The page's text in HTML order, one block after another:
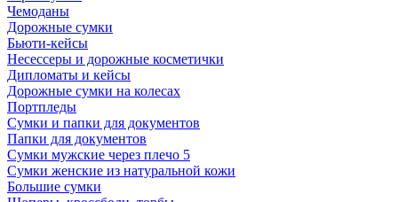
Чемоданы
Дорожные сумки
Бьюти-кейсы
Несессеры и дорожные косметички
Дипломаты и кейсы
Дорожные сумки на колесах
Портпледы
Сумки и папки для документов
Папки для документов
Сумки мужские через плечо 5
Сумки женские из натуральной кожи
Большие сумки